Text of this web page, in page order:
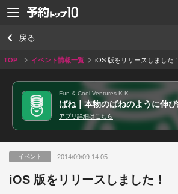
戻る
TOP イベント情報一覧 iOS 版をリリースしました！
Fun & Cool Ventures K.K.
アプリ詳細はこちら
イベント 2014/09/09 14:05
iOS 版をリリースしました！